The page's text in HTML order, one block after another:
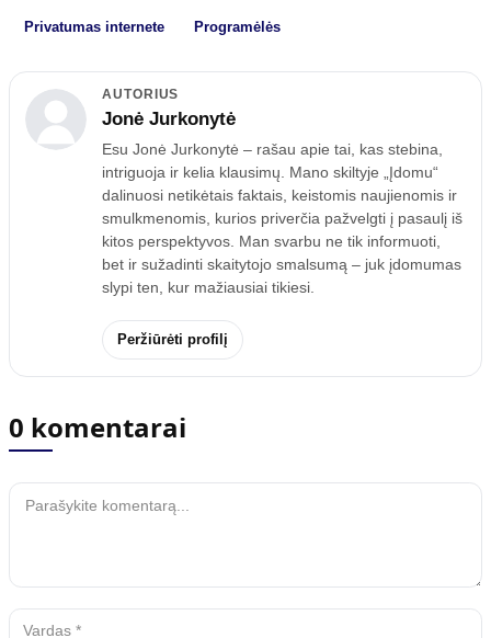
Privatumas internete Programėlės
AUTORIUS
Jonė Jurkonytė
Esu Jonė Jurkonytė – rašau apie tai, kas stebina,
intriguoja ir kelia klausimų. Mano skiltyje „Įdomu“
dalinuosi netikėtais faktais, keistomis naujienomis ir
smulkmenomis, kurios priverčia pažvelgti į pasaulį iš
kitos perspektyvos. Man svarbu ne tik informuoti,
bet ir sužadinti skaitytojo smalsumą – juk įdomumas
slypi ten, kur mažiausiai tikiesi.
Peržiūrėti profilį
0 komentarai